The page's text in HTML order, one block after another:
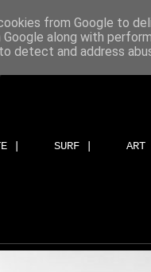
| SURF |
from Google to
Google along with
detect and address